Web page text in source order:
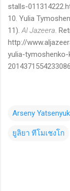
stalls-
10. Yulia
11).Al Jazeera.
http://
yulia-
Arseny Yatsenyuk
ยูลิยา ทีโมเชงโก